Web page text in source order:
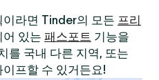
라면 Tinder의 모든 프리
어 있는 패스포트 기능을
를 국내 다른 지역, 또는
프할 수 있거든요!